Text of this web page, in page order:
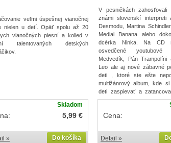
veľmi úspešnej vianočnej
nielen u detí. Opäť spolu až 20
vianočných piesní a kolied v
talentovaných detských
Skladom
5,99 €
Do košíka
»
V pesničkách zahosťovali
známi slovenskí interpreti
Desmodu, Martina
Medial Banana alebo
dcérka Ninka. Na CD
osvedčené
Medvedík, Pán Trampolíni
Leo ale aj nové zábavné
deti , ktoré ste ešte
multižánrový album, kde
deti zaspievať a
reggae, funky, popu,
country a dokonca v jednej
sa objaví aj orchester.
Cena:
Detail »